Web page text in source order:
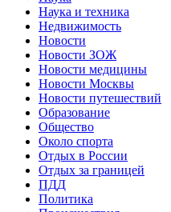
Наука и техника
Недвижимость
Новости
Новости ЗОЖ
Новости медицины
Новости Москвы
Новости путешествий
Образование
Общество
Около спорта
Отдых в России
Отдых за границей
ПДД
Политика